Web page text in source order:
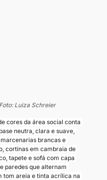
Foto: Luiza Schreier
cores da área social conta
neutra, clara e suave,
brancas e
cortinas em cambraia de
tapete e sofá com capa
paredes que alternam
tom areia e tinta acrílica na